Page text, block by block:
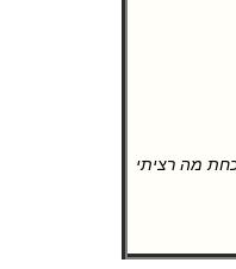
שוכחת מה רציתי